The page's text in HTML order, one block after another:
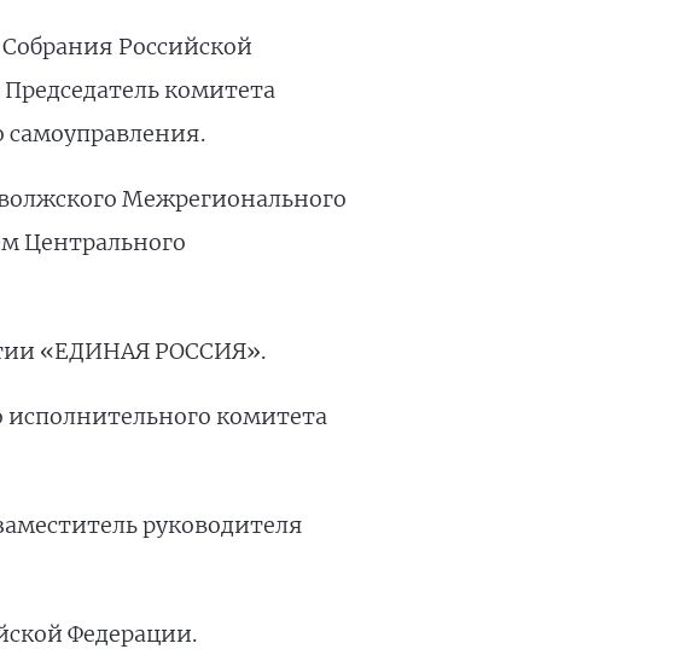
Российской
комитета
самоуправления.
Межрегионального
Центрального
«ЕДИНАЯ РОССИЯ».
исполнительного комитета
руководителя
Федерации.